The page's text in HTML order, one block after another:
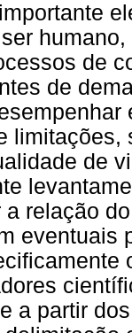
de
de
limitações,
de
relação
eventuais
a partir